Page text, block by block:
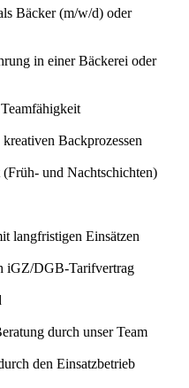
Bäcker (m/w/d) oder
in einer Bäckerei oder
Backprozessen
und Nachtschichten)
Einsätzen
DGB-Tarifvertrag
durch unser Team
den Einsatzbetrieb